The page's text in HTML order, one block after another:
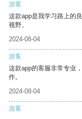
游客
这款app是我学习路上的
视野。
2024-08-04
游客
这款app的客服非常专业
作。
2024-08-04
游客